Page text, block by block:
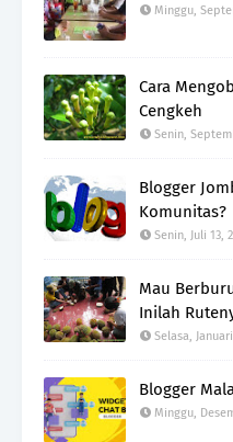
Minggu,
Cara
Cengkeh
Senin,
Blogger
Komunitas?
Senin, Juli 13,
Mau
Inilah
Selasa,
Blogger
Minggu,